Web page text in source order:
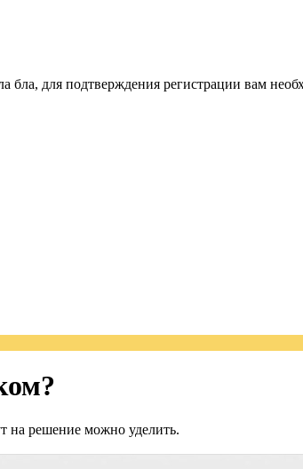
для подтверждения регистрации вам
на решение можно уделить.